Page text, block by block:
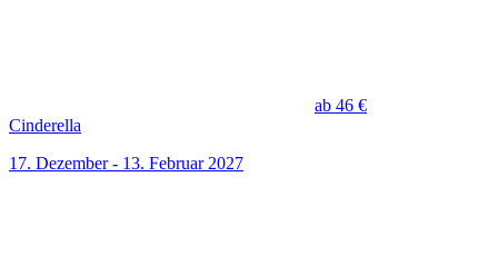
ab 46 €
Cinderella
17. Dezember - 13. Februar 2027